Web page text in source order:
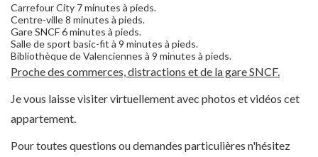
Carrefour City 7 minutes à pieds.
Centre-ville 8 minutes à pieds.
Gare SNCF 6 minutes à pieds.
Salle de sport basic-fit à 9 minutes à pieds.
Bibliothèque de Valenciennes à 9 minutes à pieds.
Proche des commerces, distractions et de la gare SNCF.
Je vous laisse visiter virtuellement avec photos et vidéos cet
appartement.
Pour toutes questions ou demandes particulières n'hésitez